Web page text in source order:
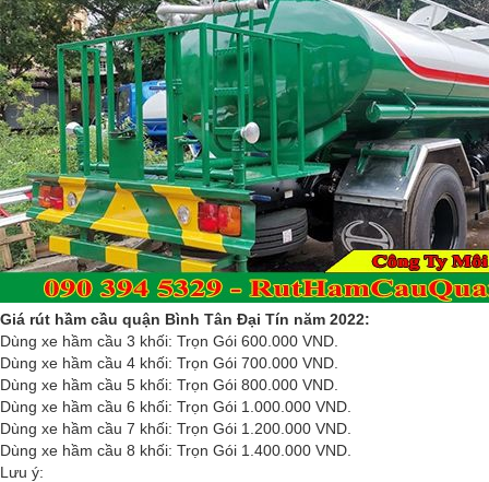
Giá rút hầm cầu quận Bình Tân Đại Tín năm 2022:
Dùng xe hầm cầu 3 khối: Trọn Gói 600.000 VND.
Dùng xe hầm cầu 4 khối: Trọn Gói 700.000 VND.
Dùng xe hầm cầu 5 khối: Trọn Gói 800.000 VND.
Dùng xe hầm cầu 6 khối: Trọn Gói 1.000.000 VND.
Dùng xe hầm cầu 7 khối: Trọn Gói 1.200.000 VND.
Dùng xe hầm cầu 8 khối: Trọn Gói 1.400.000 VND.
Lưu ý: